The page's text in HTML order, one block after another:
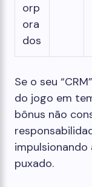
orp
ora
dos
Se o seu
do jogo em
bônus não
puxado.